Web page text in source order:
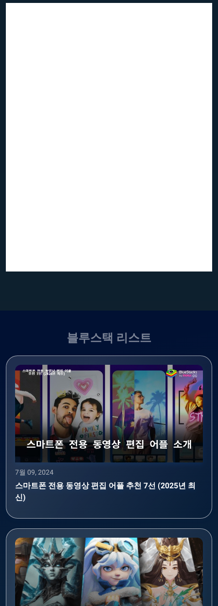
블루스택 리스트
7월 09, 2024
스마트폰 전용 동영상 편집 어플 추천 7선 (2025년 최
신)